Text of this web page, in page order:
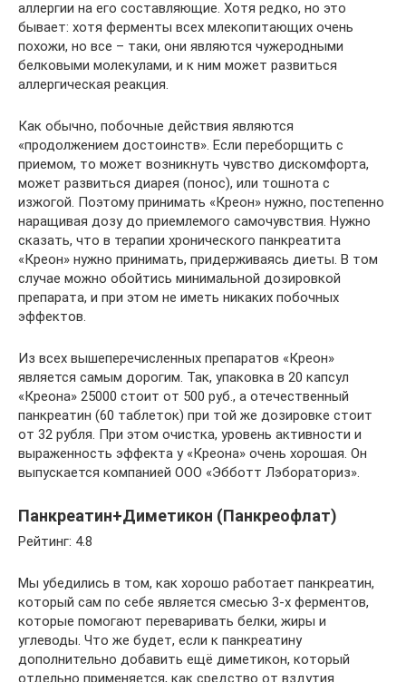
аллергии на его составляющие. Хотя редко, но это
бывает: хотя ферменты всех млекопитающих очень
похожи, но все – таки, они являются чужеродными
белковыми молекулами, и к ним может развиться
аллергическая реакция.
Как обычно, побочные действия являются
«продолжением достоинств». Если переборщить с
приемом, то может возникнуть чувство дискомфорта,
может развиться диарея (понос), или тошнота с
изжогой. Поэтому принимать «Креон» нужно, постепенно
наращивая дозу до приемлемого самочувствия. Нужно
сказать, что в терапии хронического панкреатита
«Креон» нужно принимать, придерживаясь диеты. В том
случае можно обойтись минимальной дозировкой
препарата, и при этом не иметь никаких побочных
эффектов.
Из всех вышеперечисленных препаратов «Креон»
является самым дорогим. Так, упаковка в 20 капсул
«Креона» 25000 стоит от 500 руб., а отечественный
панкреатин (60 таблеток) при той же дозировке стоит
от 32 рубля. При этом очистка, уровень активности и
выраженность эффекта у «Креона» очень хорошая. Он
выпускается компанией ООО «Эбботт Лэбораториз».
Панкреатин+Диметикон (Панкреофлат)
Рейтинг: 4.8
Мы убедились в том, как хорошо работает панкреатин,
который сам по себе является смесью 3-х ферментов,
которые помогают переваривать белки, жиры и
углеводы. Что же будет, если к панкреатину
дополнительно добавить ещё диметикон, который
отдельно применяется, как средство от вздутия